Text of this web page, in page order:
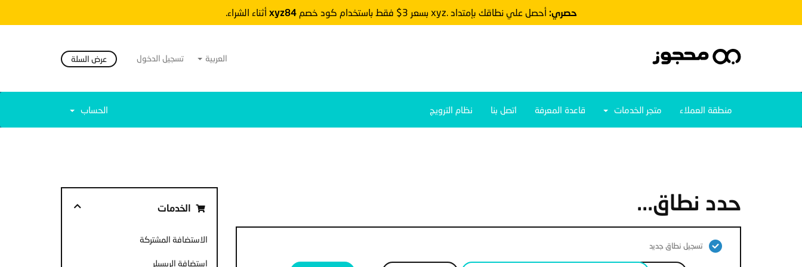
حصري: أحصل علي نطاقك بإمتداد .xyz بسعر 3$ فقط باستخدام كود خصم xyz84 أثناء الشراء.
العربية تسجيل الدخول عرض السلة
منطقة العملاء متجر الخدمات قاعدة المعرفة اتصل بنا نظام الترويج الحساب
الخدمات
الاستضافة المشتركة
استضافة الريسيلر
حدد نطاق...
تسجيل نطاق جديد